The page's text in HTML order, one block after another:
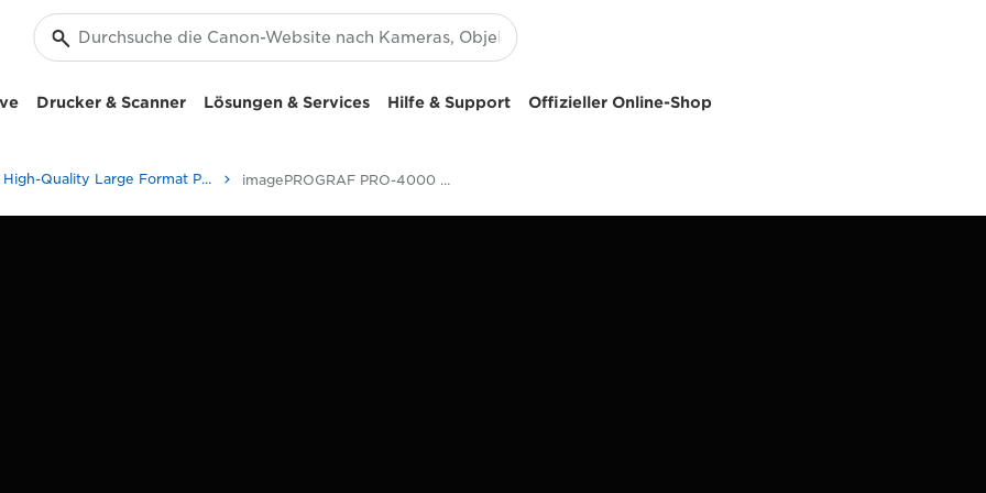
Drucker & Scanner Lösungen & Services Hilfe & Support Offizieller Online-Shop
High-Quality Large Format Printers for CAD/GIS and Stunning Graphics imagePROGRAF PRO-4000 - Bürodrucker & Fax